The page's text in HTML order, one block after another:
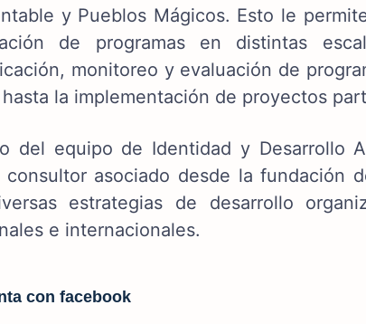
y Pueblos Mágicos. Esto le
de programas en distintas
monitoreo y evaluación de
la implementación de proyectos
del equipo de Identidad y Desarrollo
consultor asociado desde la fundación
estrategias de desarrollo
e internacionales.
con facebook